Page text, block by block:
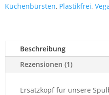
5010
Küchenbürsten, Plastikfrei,
Beschreibung
Rezensionen (1)
Ersatzkopf für unsere